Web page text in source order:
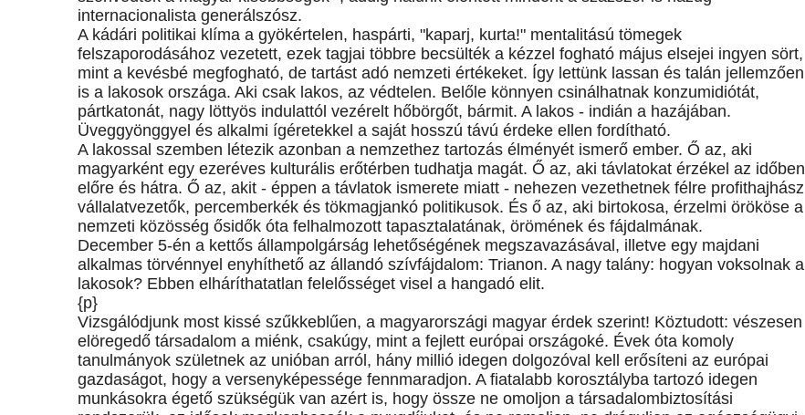
internacionalista generálszósz.
A kádári politikai klíma a gyökértelen, haspárti, "kaparj, kurta!" mentalitású tömegek
felszaporodásához vezetett, ezek tagjai többre becsülték a kézzel fogható május elsejei ingyen sört,
mint a kevésbé megfogható, de tartást adó nemzeti értékeket. Így lettünk lassan és talán jellemzően
is a lakosok országa. Aki csak lakos, az védtelen. Belőle könnyen csinálhatnak konzumidiótát,
pártkatonát, nagy löttyös indulattól vezérelt hőbörgőt, bármit. A lakos - indián a hazájában.
Üveggyönggyel és alkalmi ígéretekkel a saját hosszú távú érdeke ellen fordítható.
A lakossal szemben létezik azonban a nemzethez tartozás élményét ismerő ember. Ő az, aki
magyarként egy ezeréves kulturális erőtérben tudhatja magát. Ő az, aki távlatokat érzékel az időben
előre és hátra. Ő az, akit - éppen a távlatok ismerete miatt - nehezen vezethetnek félre profithajhász
vállalatvezetők, percemberkék és tökmagjankó politikusok. És ő az, aki birtokosa, érzelmi örököse a
nemzeti közösség ősidők óta felhalmozott tapasztalatának, örömének és fájdalmának.
December 5-én a kettős állampolgárság lehetőségének megszavazásával, illetve egy majdani
alkalmas törvénnyel enyhíthető az állandó szívfájdalom: Trianon. A nagy talány: hogyan voksolnak a
lakosok? Ebben elháríthatatlan felelősséget visel a hangadó elit.
{p}
Vizsgálódjunk most kissé szűkkeblűen, a magyarországi magyar érdek szerint! Köztudott: vészesen
elöregedő társadalom a miénk, csakúgy, mint a fejlett európai országoké. Évek óta komoly
tanulmányok születnek az unióban arról, hány millió idegen dolgozóval kell erősíteni az európai
gazdaságot, hogy a versenyképessége fennmaradjon. A fiatalabb korosztályba tartozó idegen
munkásokra égető szükségük van azért is, hogy össze ne omoljon a társadalombiztosítási